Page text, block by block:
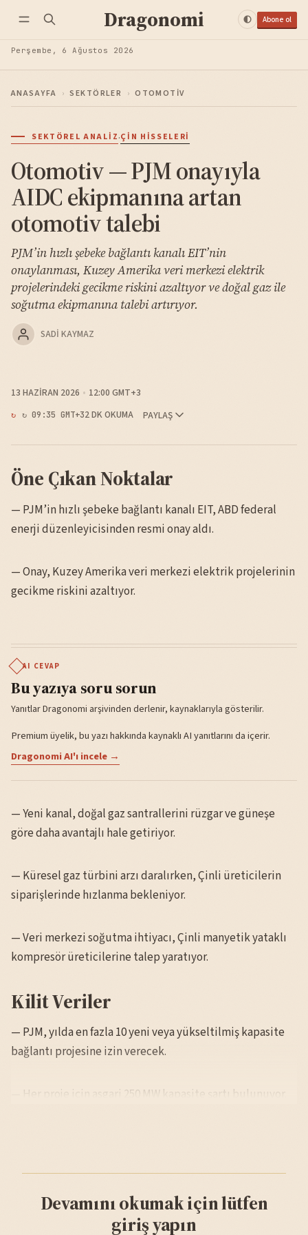
Dragonomi Abone ol
Perşembe, 6 Ağustos 2026
ANASAYFA › SEKTÖRLER › OTOMOTIV
SEKTÖREL ANALIZ·ÇIN HISSELERI
Otomotiv — PJM onayıyla
AIDC ekipmanına artan
otomotiv talebi
PJM’in hızlı şebeke bağlantı kanalı EIT’nin
onaylanması, Kuzey Amerika veri merkezi elektrik
projelerindeki gecikme riskini azaltıyor ve doğal gaz ile
soğutma ekipmanına talebi artırıyor.
SADI KAYMAZ
13 HAZIRAN 2026 12:00 GMT+3
↻ 09:35 GMT+32 DK OKUMA PAYLAŞ
Öne Çıkan Noktalar
— PJM’in hızlı şebeke bağlantı kanalı EIT, ABD federal
enerji düzenleyicisinden resmi onay aldı.
— Onay, Kuzey Amerika veri merkezi elektrik projelerinin
gecikme riskini azaltıyor.
AI CEVAP
Bu yazıya soru sorun
Yanıtlar Dragonomi arşivinden derlenir, kaynaklarıyla gösterilir.
Premium üyelik, bu yazı hakkında kaynaklı AI yanıtlarını da içerir.
Dragonomi AI'ı incele →
— Yeni kanal, doğal gaz santrallerini rüzgar ve güneşe
göre daha avantajlı hale getiriyor.
— Küresel gaz türbini arzı daralırken, Çinli üreticilerin
siparişlerinde hızlanma bekleniyor.
— Veri merkezi soğutma ihtiyacı, Çinli manyetik yataklı
kompresör üreticilerine talep yaratıyor.
Kilit Veriler
— PJM, yılda en fazla 10 yeni veya yükseltilmiş kapasite
bağlantı projesine izin verecek.
— Her proje için asgari 250 MW kapasite şartı bulunuyor.
Devamını okumak için lütfen
giriş yapın